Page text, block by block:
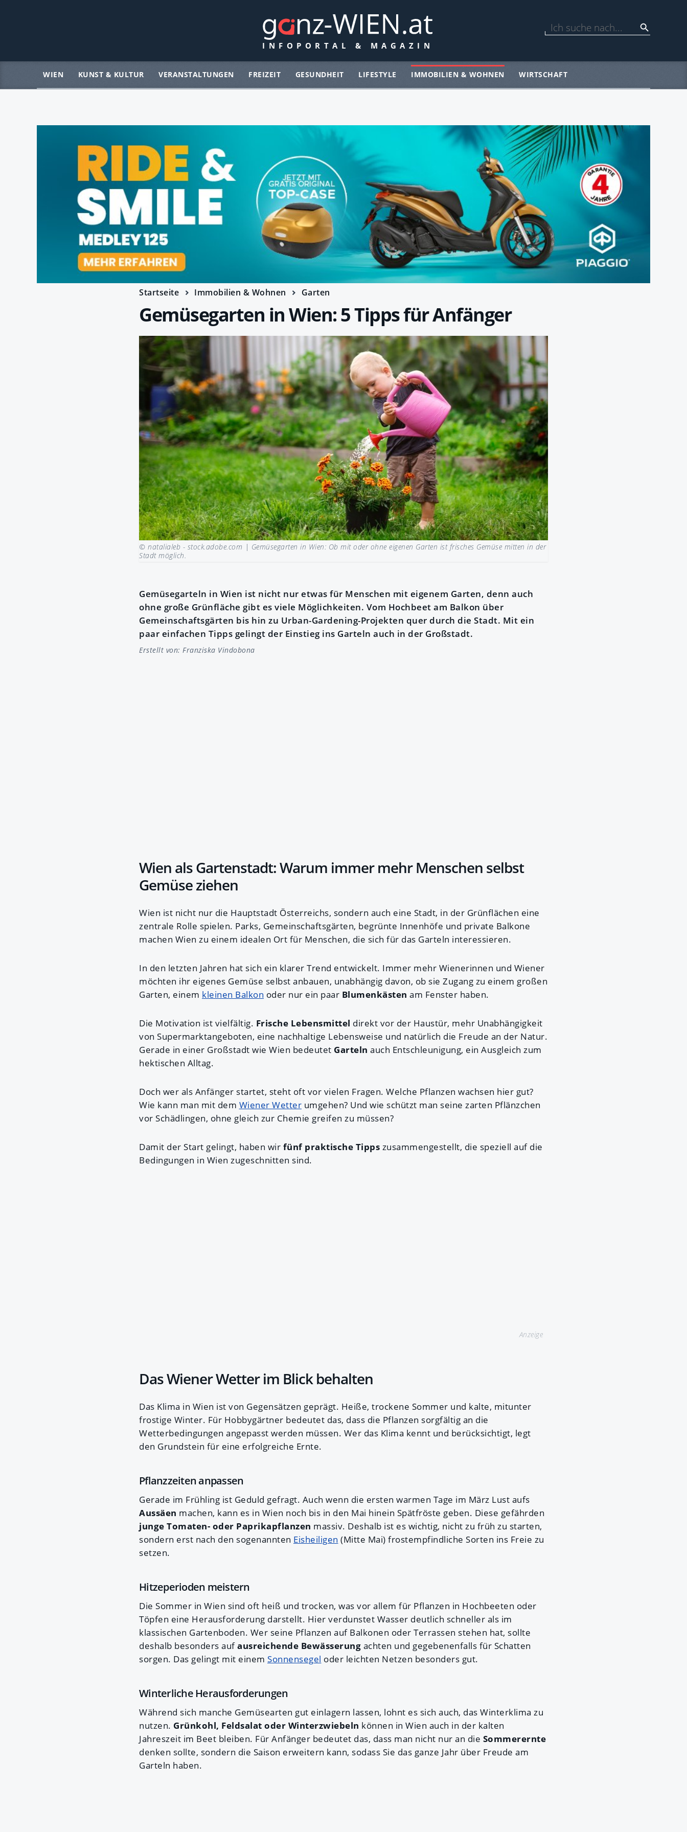
WIEN KUNST & KULTUR VERANSTALTUNGEN FREIZEIT GESUNDHEIT LIFESTYLE IMMOBILIEN & WOHNEN WIRTSCHAFT
Startseite Immobilien & Wohnen Garten
Gemüsegarten in Wien: 5 Tipps für Anfänger
© natalialeb - stock.adobe.com | Gemüsegarten in Wien: Ob mit oder ohne eigenen Garten ist frisches Gemüse mitten in der
Stadt möglich.
Gemüsegarteln in Wien ist nicht nur etwas für Menschen mit eigenem Garten, denn auch
ohne große Grünfläche gibt es viele Möglichkeiten. Vom Hochbeet am Balkon über
Gemeinschaftsgärten bis hin zu Urban-Gardening-Projekten quer durch die Stadt. Mit ein
paar einfachen Tipps gelingt der Einstieg ins Garteln auch in der Großstadt.
Erstellt von: Franziska Vindobona
Wien als Gartenstadt: Warum immer mehr Menschen selbst
Gemüse ziehen
Wien ist nicht nur die Hauptstadt Österreichs, sondern auch eine Stadt, in der Grünflächen eine
zentrale Rolle spielen. Parks, Gemeinschaftsgärten, begrünte Innenhöfe und private Balkone
machen Wien zu einem idealen Ort für Menschen, die sich für das Garteln interessieren.
In den letzten Jahren hat sich ein klarer Trend entwickelt. Immer mehr Wienerinnen und Wiener
möchten ihr eigenes Gemüse selbst anbauen, unabhängig davon, ob sie Zugang zu einem großen
Garten, einem kleinen Balkon oder nur ein paar Blumenkästen am Fenster haben.
Die Motivation ist vielfältig. Frische Lebensmittel direkt vor der Haustür, mehr Unabhängigkeit
von Supermarktangeboten, eine nachhaltige Lebensweise und natürlich die Freude an der Natur.
Gerade in einer Großstadt wie Wien bedeutet Garteln auch Entschleunigung, ein Ausgleich zum
hektischen Alltag.
Doch wer als Anfänger startet, steht oft vor vielen Fragen. Welche Pflanzen wachsen hier gut?
Wie kann man mit dem Wiener Wetter umgehen? Und wie schützt man seine zarten Pflänzchen
vor Schädlingen, ohne gleich zur Chemie greifen zu müssen?
Damit der Start gelingt, haben wir fünf praktische Tipps zusammengestellt, die speziell auf die
Bedingungen in Wien zugeschnitten sind.
Anzeige
Das Wiener Wetter im Blick behalten
Das Klima in Wien ist von Gegensätzen geprägt. Heiße, trockene Sommer und kalte, mitunter
frostige Winter. Für Hobbygärtner bedeutet das, dass die Pflanzen sorgfältig an die
Wetterbedingungen angepasst werden müssen. Wer das Klima kennt und berücksichtigt, legt
den Grundstein für eine erfolgreiche Ernte.
Pflanzzeiten anpassen
Gerade im Frühling ist Geduld gefragt. Auch wenn die ersten warmen Tage im März Lust aufs
Aussäen machen, kann es in Wien noch bis in den Mai hinein Spätfröste geben. Diese gefährden
junge Tomaten- oder Paprikapflanzen massiv. Deshalb ist es wichtig, nicht zu früh zu starten,
sondern erst nach den sogenannten Eisheiligen (Mitte Mai) frostempfindliche Sorten ins Freie zu
setzen.
Hitzeperioden meistern
Die Sommer in Wien sind oft heiß und trocken, was vor allem für Pflanzen in Hochbeeten oder
Töpfen eine Herausforderung darstellt. Hier verdunstet Wasser deutlich schneller als im
klassischen Gartenboden. Wer seine Pflanzen auf Balkonen oder Terrassen stehen hat, sollte
deshalb besonders aufausreichende Bewässerung achten und gegebenenfalls für Schatten
sorgen. Das gelingt mit einem Sonnensegel oder leichten Netzen besonders gut.
Winterliche Herausforderungen
Während sich manche Gemüsearten gut einlagern lassen, lohnt es sich auch, das Winterklima zu
nutzen. Grünkohl, Feldsalat oder Winterzwiebeln können in Wien auch in der kalten
Jahreszeit im Beet bleiben. Für Anfänger bedeutet das, dass man nicht nur an die Sommerernte
denken sollte, sondern die Saison erweitern kann, sodass Sie das ganze Jahr über Freude am
Garteln haben.